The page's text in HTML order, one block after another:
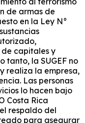
de armas de
en la Ley N°
capitales y
tanto, la SUGEF no
realiza la empresa,
Las personas
lo hacen bajo
Costa Rica
respaldo del
para asegurar